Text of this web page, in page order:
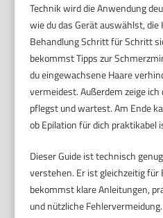
Technik wird die Anwendung
wie du das Gerät auswählst,
Behandlung Schritt für Schritt
bekommst Tipps zur
du eingewachsene Haare
vermeidest. Außerdem zeige ich
pflegst und wartest. Am Ende
ob Epilation für dich praktikabel
Dieser Guide ist technisch
verstehen. Er ist gleichzeitig für
bekommst klare Anleitungen,
und nützliche Fehlervermeidung.